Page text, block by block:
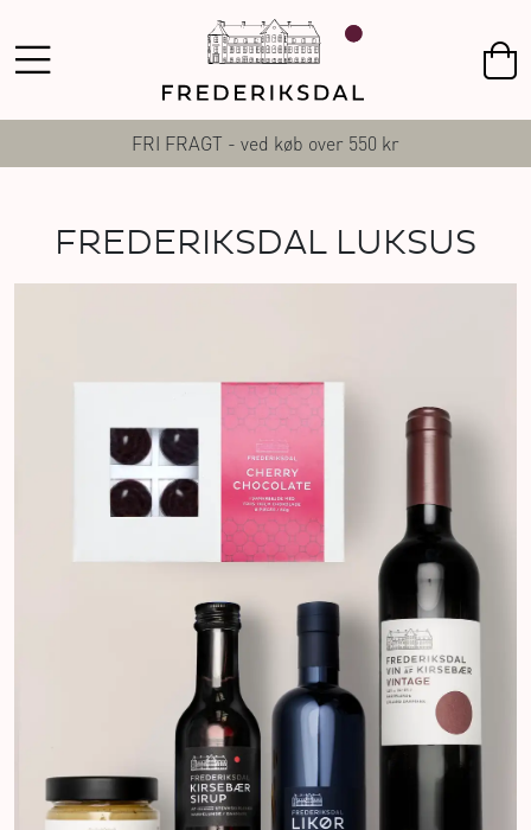
FRI FRAGT - ved køb over 550 kr
FREDERIKSDAL LUKSUS